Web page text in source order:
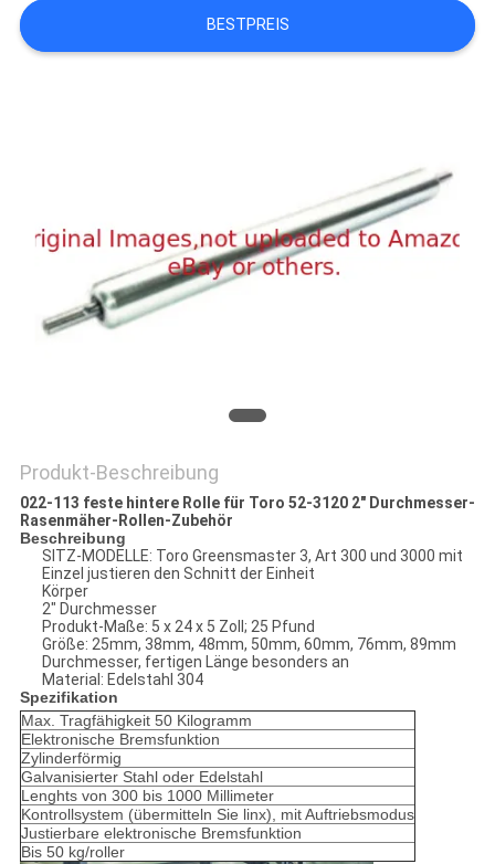
BESTPREIS
Produkt-Beschreibung
022-113 feste hintere Rolle für Toro 52-3120 2" Durchmesser-
Rasenmäher-Rollen-Zubehör
Beschreibung
SITZ-MODELLE: Toro Greensmaster 3, Art 300 und 3000 mit
Einzel justieren den Schnitt der Einheit
Körper
2" Durchmesser
Produkt-Maße: 5 x 24 x 5 Zoll; 25 Pfund
Größe: 25mm, 38mm, 48mm, 50mm, 60mm, 76mm, 89mm
Durchmesser, fertigen Länge besonders an
Material: Edelstahl 304
Spezifikation
Max. Tragfähigkeit 50 Kilogramm
Elektronische Bremsfunktion
Zylinderförmig
Galvanisierter Stahl oder Edelstahl
Lenghts von 300 bis 1000 Millimeter
Kontrollsystem (übermitteln Sie linx), mit Auftriebsmodus
Justierbare elektronische Bremsfunktion
Bis 50 kg/roller